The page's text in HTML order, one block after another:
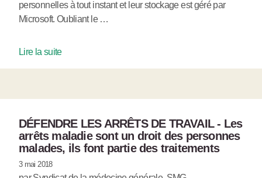
personnelles à tout instant et leur stockage est géré par
Microsoft. Oubliant le …
Lire la suite
DÉFENDRE LES ARRÊTS DE TRAVAIL - Les
arrêts maladie sont un droit des personnes
malades, ils font partie des traitements
3 mai 2018